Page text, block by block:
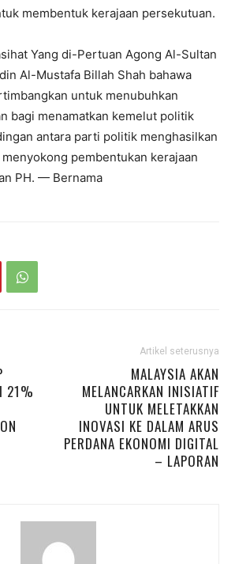
membentuk kerajaan persekutuan.
Yang di-Pertuan Agong Al-Sultan
Al-Mustafa Billah Shah bahawa
untuk menubuhkan
bagi menamatkan kemelut politik
antara parti politik menghasilkan
pembentukan kerajaan
PH. — Bernama
21%
Artikel seterusnya
MALAYSIA AKAN
MELANCARKAN INISIATIF
UNTUK MELETAKKAN
INOVASI KE DALAM ARUS
PERDANA EKONOMI DIGITAL
– LAPORAN